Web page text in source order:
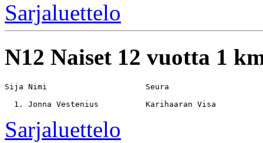
Sarjaluettelo
N12 Naiset 12 vuotta 1
Sija Nimi                     Seura
Sarjaluettelo